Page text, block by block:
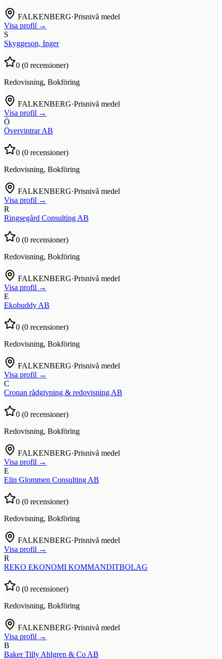
FALKENBERG·Prisnivå medel
Visa profil →
S
Skyggeson, Inger
0 (0 recensioner)
Redovisning, Bokföring
FALKENBERG·Prisnivå medel
Visa profil →
Ö
Övervintrar AB
0 (0 recensioner)
Redovisning, Bokföring
FALKENBERG·Prisnivå medel
Visa profil →
R
Ringsegård Consulting AB
0 (0 recensioner)
Redovisning, Bokföring
FALKENBERG·Prisnivå medel
Visa profil →
E
Ekobuddy AB
0 (0 recensioner)
Redovisning, Bokföring
FALKENBERG·Prisnivå medel
Visa profil →
C
Cronan rådgivning & redovisning AB
0 (0 recensioner)
Redovisning, Bokföring
FALKENBERG·Prisnivå medel
Visa profil →
E
Elin Glommen Consulting AB
0 (0 recensioner)
Redovisning, Bokföring
FALKENBERG·Prisnivå medel
Visa profil →
R
REKO EKONOMI KOMMANDITBOLAG
0 (0 recensioner)
Redovisning, Bokföring
FALKENBERG·Prisnivå medel
Visa profil →
B
Baker Tilly Ahlgren & Co AB